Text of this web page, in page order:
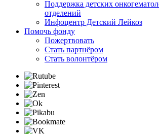
Поддержка детских
отделений
Инфоцентр Детский Лейкоз
Помочь фонду
Пожертвовать
Стать партнёром
Стать волонтёром